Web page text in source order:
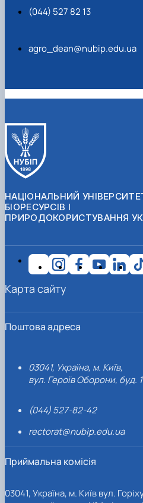
(044) 527 82 13
agro_dean@nubip.edu.ua
НАЦІОНАЛЬНИЙ
БІОРЕСУРСІВ І
ПРИРОДОКОРИСТУВАННЯ
Поштова адреса
03041, Україна, м. Київ,
вул. Героїв Оборони, буд.
(044) 527-82-42
rectorat@nubip.edu.ua
Приймальна комісія
03041, Україна, м. Київ вул.
Карта сайту